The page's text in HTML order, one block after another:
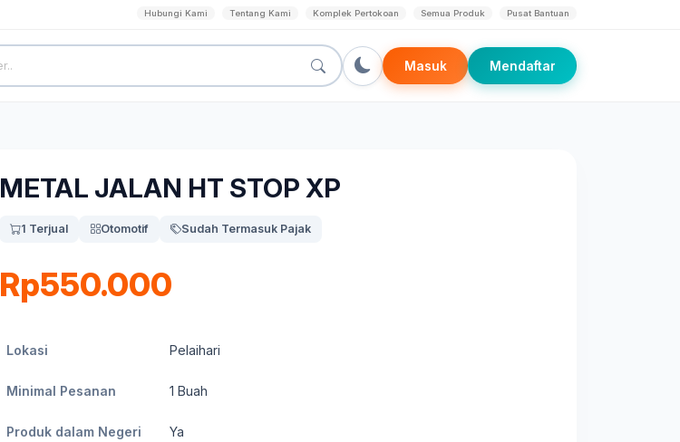
Hubungi Kami Tentang Kami Komplek Pertokoan Semua Produk Pusat Bantuan
Masuk Mendaftar
METAL JALAN HT STOP XP
1 Terjual Otomotif Sudah Termasuk Pajak
Rp550.000
Lokasi Pelaihari
Minimal Pesanan 1 Buah
Produk dalam Negeri Ya